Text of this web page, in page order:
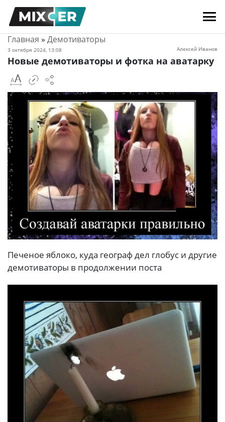
Главная » Демотиваторы
3 октября 2024, 13:08 Алексей Иванов
Новые демотиваторы и фотка на аватарку
Печеное яблоко, куда географ дел глобус и другие
демотиваторы в продолжении поста